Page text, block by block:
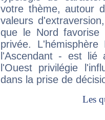
votre thème, autour
valeurs
que le Nord favorise
privée.
l'Ascendant - est
l'Ouest privilégie
dans la prise de